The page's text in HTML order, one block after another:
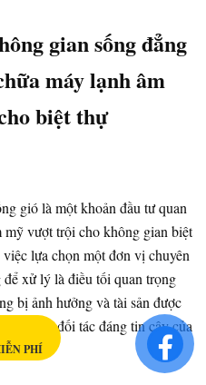
gian sống đẳng
máy lạnh âm
biệt thự
gió là một khoản đầu tư quan
vượt trội cho không gian biệt
lựa chọn một đơn vị chuyên
xử lý là điều tối quan trọng
bị ảnh hưởng và tài sản được
tự hào là đối tác đáng tin cậy của
PHÍ